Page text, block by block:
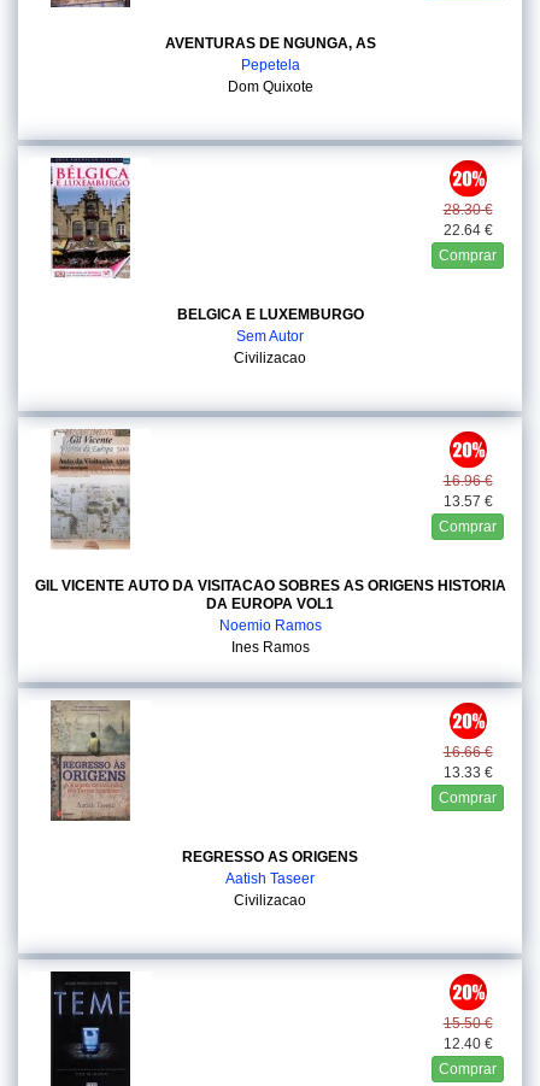
AVENTURAS DE NGUNGA, AS
Pepetela
Dom Quixote
28.30 €
22.64 €
Comprar
BELGICA E LUXEMBURGO
Sem Autor
Civilizacao
16.96 €
13.57 €
Comprar
GIL VICENTE AUTO DA VISITACAO SOBRES AS ORIGENS HISTORIA
DA EUROPA VOL1
Noemio Ramos
Ines Ramos
16.66 €
13.33 €
Comprar
REGRESSO AS ORIGENS
Aatish Taseer
Civilizacao
15.50 €
12.40 €
Comprar